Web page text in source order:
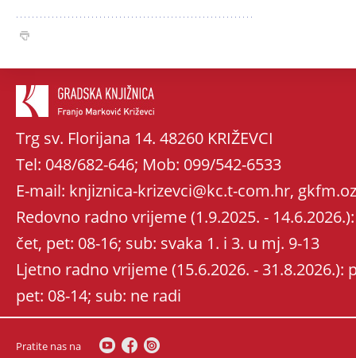
Trg sv. Florijana 14. 48260 KRIŽEVCI
Tel: 048/682-646; Mob: 099/542-6533
E-mail: knjiznica-krizevci@kc.t-com.hr,
Redovno radno vrijeme (1.9.2025. -
čet, pet: 08-16; sub: svaka 1. i 3. u mj. 9-13
Ljetno radno vrijeme (15.6.2026. - 31.8.2026.):
pet: 08-14; sub: ne radi
Pratite nas na